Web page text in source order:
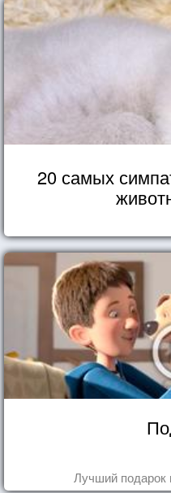
20 самых
Лучший подарок